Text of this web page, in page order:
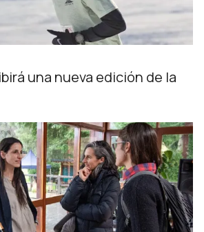
una nueva edición de la